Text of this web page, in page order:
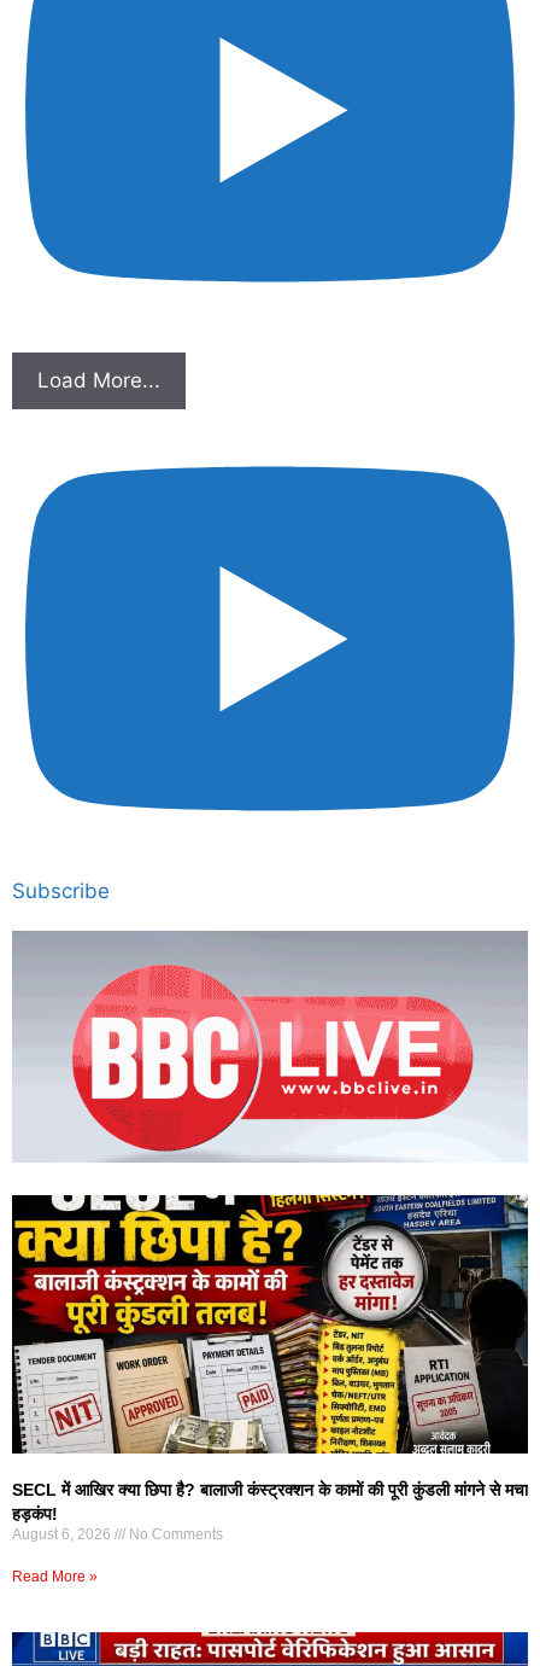
Load More...
Subscribe
SECL में आखिर क्या छिपा है? बालाजी कंस्ट्रक्शन के कामों की पूरी कुंडली मांगने से मचा
हड़कंप!
August 6, 2026 No Comments
Read More »